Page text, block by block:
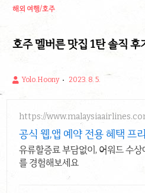
해외 여행/호주
호주 멜버른 맛집 1탄 솔직 후
Yolo.Hoony 2023. 8. 5.
https://
공식 웹,앱 예약 전용 혜택 프
유류할증료 부담없이, 어워드 수
를 경험해보세요